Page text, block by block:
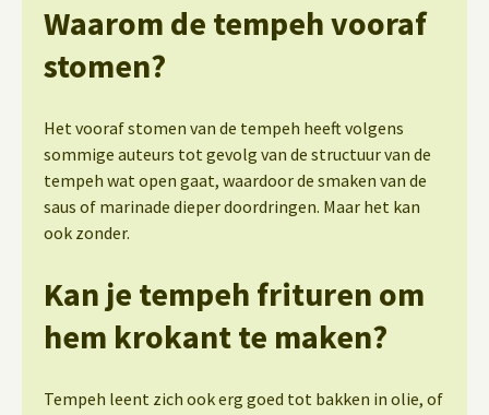
Waarom de tempeh vooraf
stomen?
Het vooraf stomen van de tempeh heeft volgens
sommige auteurs tot gevolg van de structuur van de
tempeh wat open gaat, waardoor de smaken van de
saus of marinade dieper doordringen. Maar het kan
ook zonder.
Kan je tempeh frituren om
hem krokant te maken?
Tempeh leent zich ook erg goed tot bakken in olie, of